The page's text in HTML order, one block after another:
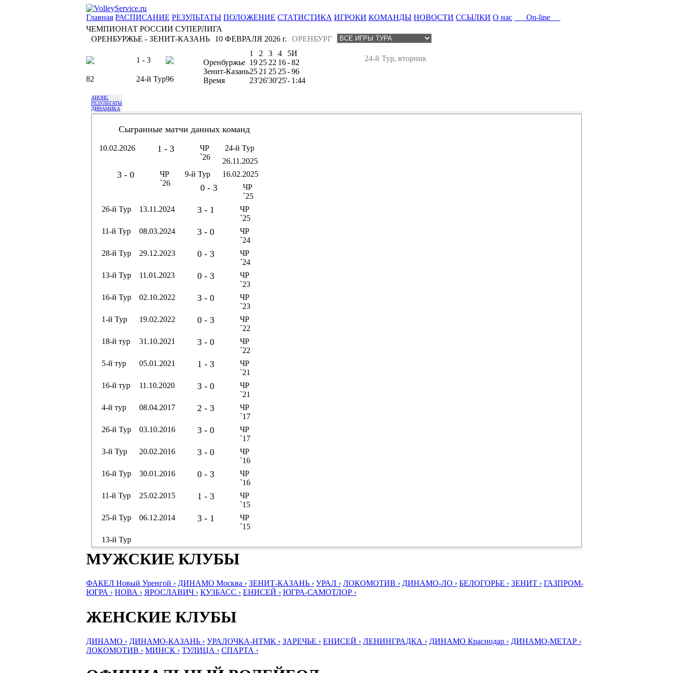
Главная РАСПИСАНИЕ РЕЗУЛЬТАТЫ ПОЛОЖЕНИЕ СТАТИСТИКА ИГРОКИ КОМАНДЫ НОВОСТИ ССЫЛКИ О нас
On-line
ЧЕМПИОНАТ РОССИИ СУПЕРЛИГА
ОРЕНБУРЖЬЕ - ЗЕНИТ-КАЗАНЬ
ОРЕНБУРГ
10 ФЕВРАЛЯ 2026 г.
1 - 3
82 24-й Тур96
24-й Тур, вторник
1 2 3 4 5И
Оренбуржье 19 25 22 16-82
Зенит-Казань25 21 25 25-96
Время
23'26'30'25'- 1:44
АНОНС
РЕЗУЛЬТАТЫ
ДИНАМИКА
Сыгранные матчи данных команд
10.02.2026 1 - 3
ЧР
`26
24-й Тур
26.11.2025
3 - 0
ЧР
`26
9-й Тур 16.02.2025
0 - 3
ЧР
`25
26-й Тур
13.11.2024 3 - 1
ЧР
`25
11-й Тур
08.03.2024 3 - 0
ЧР
`24
28-й Тур
29.12.2023 0 - 3
ЧР
`24
13-й Тур
11.01.2023 0 - 3
ЧР
`23
16-й Тур
02.10.2022 3 - 0
ЧР
`23
1-й Тур
19.02.2022 0 - 3
ЧР
`22
18-й тур
31.10.2021 3 - 0
ЧР
`22
5-й тур
05.01.2021 1 - 3
ЧР
`21
16-й тур
11.10.2020 3 - 0
ЧР
`21
4-й тур
08.04.2017 2 - 3
ЧР
`17
26-й Тур
03.10.2016 3 - 0
ЧР
`17
3-й Тур
20.02.2016 3 - 0
ЧР
`16
16-й Тур
30.01.2016 0 - 3
ЧР
`16
11-й Тур
25.02.2015 1 - 3
ЧР
`15
25-й Тур
06.12.2014 3 - 1
ЧР
`15
13-й Тур
МУЖСКИЕ КЛУБЫ
ФАКЕЛ Новый Уренгой › ДИНАМО Москва › ЗЕНИТ-КАЗАНЬ › УРАЛ › ЛОКОМОТИВ › ДИНАМО-ЛО › БЕЛОГОРЬЕ › ЗЕНИТ › ГАЗПРОМ-
ЮГРА › НОВА › ЯРОСЛАВИЧ › КУЗБАСС › ЕНИСЕЙ › ЮГРА-САМОТЛОР ›
ЖЕНСКИЕ КЛУБЫ
ДИНАМО › ДИНАМО-КАЗАНЬ › УРАЛОЧКА-НТМК › ЗАРЕЧЬЕ › ЕНИСЕЙ › ЛЕНИНГРАДКА › ДИНАМО Краснодар › ДИНАМО-МЕТАР ›
ЛОКОМОТИВ › МИНСК › ТУЛИЦА › СПАРТА ›